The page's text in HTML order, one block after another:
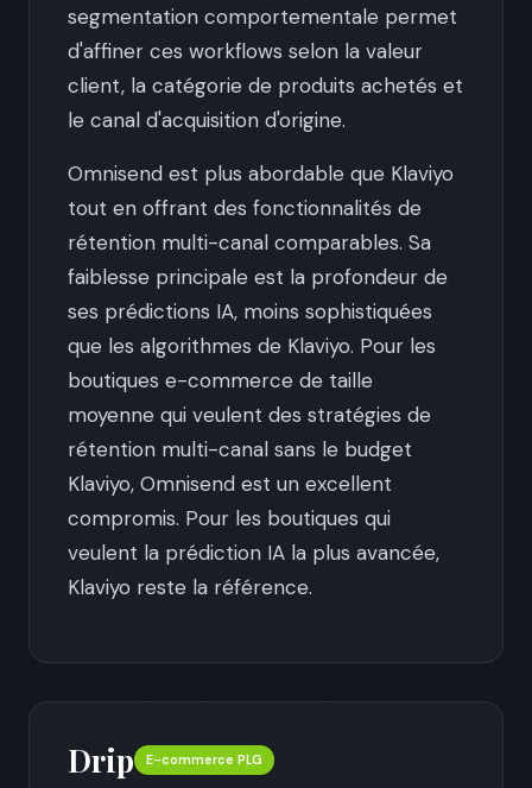
segmentation comportementale permet
d'affiner ces workflows selon la valeur
client, la catégorie de produits achetés et
le canal d'acquisition d'origine.
Omnisend est plus abordable que Klaviyo
tout en offrant des fonctionnalités de
rétention multi-canal comparables. Sa
faiblesse principale est la profondeur de
ses prédictions IA, moins sophistiquées
que les algorithmes de Klaviyo. Pour les
boutiques e-commerce de taille
moyenne qui veulent des stratégies de
rétention multi-canal sans le budget
Klaviyo, Omnisend est un excellent
compromis. Pour les boutiques qui
veulent la prédiction IA la plus avancée,
Klaviyo reste la référence.
Drip E-commerce PLG